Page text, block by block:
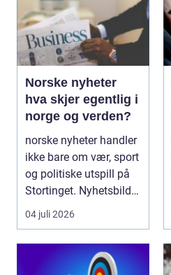
Norske nyheter
hva skjer egentlig i
norge og verden?
norske nyheter handler
ikke bare om vær, sport
og politiske utspill på
Stortinget. Nyhetsbildet
form...
04 juli 2026